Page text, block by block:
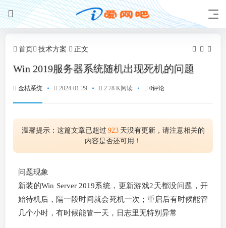
首页 技术方案 正文
Win 2019服务器系统随机出现死机的问题
金桔系统 2024-01-29 2.78 K阅读 0评论
温馨提示：这篇文章已超过 923 天没有更新，请注意相关的
内容是否还可用！
问题现象
新装的Win Server 2019系统，更新游戏2天都没问题，开
始待机后，隔一段时间就会死机一次；重启后有时候能管
几个小时，有时候能管一天，日志里无特别异常